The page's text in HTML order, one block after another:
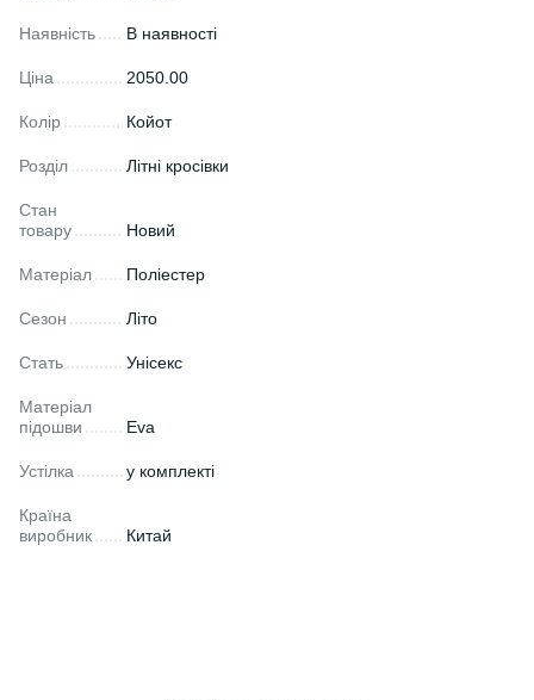
Наявність В наявності
Ціна 2050.00
Колір Койот
Розділ Літні кросівки
Стан
товару
Новий
Матеріал Поліестер
Сезон Літо
Стать Унісекс
Матеріал
підошви
Eva
Устілка у комплекті
Країна
виробник
Китай